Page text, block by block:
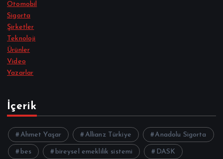
Otomobil
Sigorta
Şirketler
Teknoloji
Ürünler
Video
Yazarlar
İçerik
Ahmet Yaşar Allianz Türkiye Anadolu Sigorta
bes bireysel emeklilik sistemi DASK